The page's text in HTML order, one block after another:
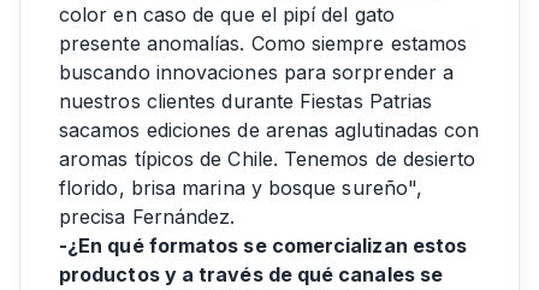
color en caso de que el pipí del gato
presente anomalías. Como siempre estamos
buscando innovaciones para sorprender a
nuestros clientes durante Fiestas Patrias
sacamos ediciones de arenas aglutinadas con
aromas típicos de Chile. Tenemos de desierto
florido, brisa marina y bosque sureño",
precisa Fernández.
-¿En qué formatos se comercializan estos
productos y a través de qué canales se